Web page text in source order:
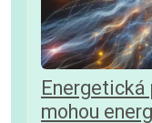
Energetická
mohou